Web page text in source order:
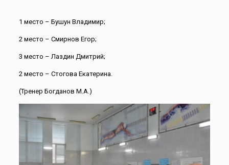
1 место – Бушун Владимир;
2 место – Смирнов Егор;
3 место – Лаздин Дмитрий;
2 место – Стогова Екатерина.
(Тренер Богданов М.А.)